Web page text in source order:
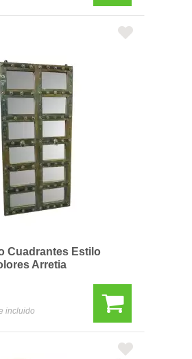
Cuadrantes Estilo
Arretia
incluido